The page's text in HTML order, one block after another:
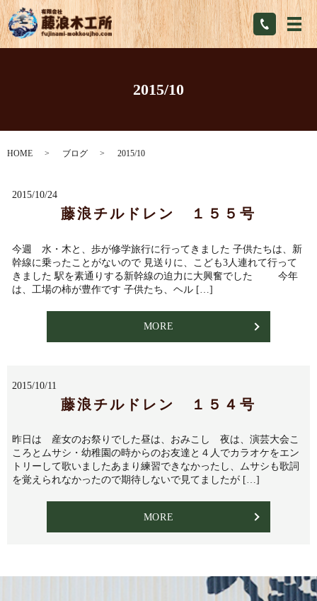
メ
2015/10
HOME ブログ 2015/10
2015/10/24
藤浪チルドレン １５５号
今週 水・木と、歩が修学旅行に行ってきました 子供たちは、新
幹線に乗ったことがないので 見送りに、こども3人連れて行って
きました 駅を素通りする新幹線の迫力に大興奮でした 今年
は、工場の柿が豊作です 子供たち、ヘル […]
MORE
2015/10/11
藤浪チルドレン １５４号
昨日は 産女のお祭りでした昼は、おみこし 夜は、演芸大会こ
ころとムサシ・幼稚園の時からのお友達と４人でカラオケをエン
トリーして歌いましたあまり練習できなかったし、ムサシも歌詞
を覚えられなかったので期待しないで見てましたが […]
MORE